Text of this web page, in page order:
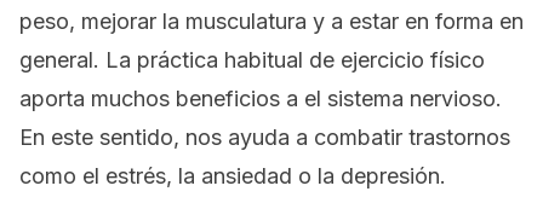
peso, mejorar la musculatura y a estar en forma en
general. La práctica habitual de ejercicio físico
aporta muchos beneficios a el sistema nervioso.
En este sentido, nos ayuda a combatir trastornos
como el estrés, la ansiedad o la depresión.